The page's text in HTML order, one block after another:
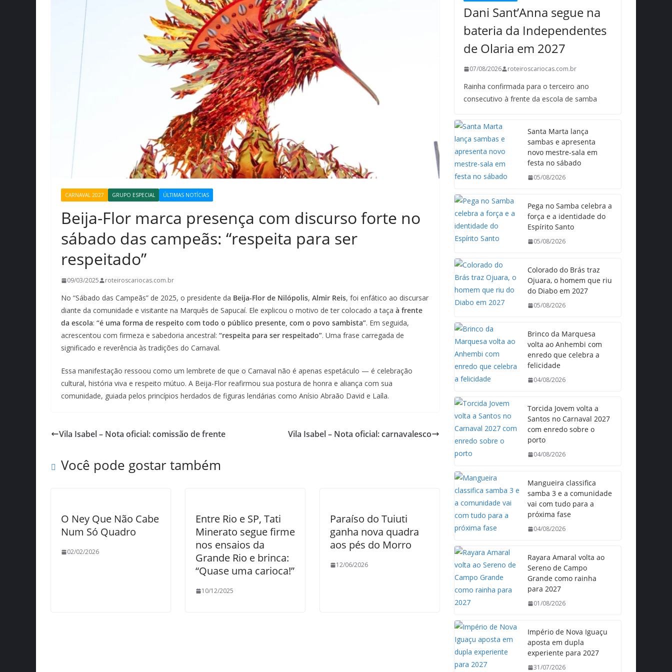
CARNAVAL 2027 GRUPO ESPECIAL ÚLTIMAS NOTÍCIAS
Beija-Flor marca presença com discurso forte no
sábado das campeãs: “respeita para ser
respeitado”
09/03/2025 roteiroscariocas.com.br
No “Sábado das Campeãs” de 2025, o presidente da Beija-Flor de Nilópolis, Almir Reis, foi enfático ao discursar
diante da comunidade e visitante na Marquês de Sapucaí. Ele explicou o motivo de ter colocado a taça à frente
da escola: “é uma forma de respeito com todo o público presente, com o povo sambista”. Em seguida,
acrescentou com firmeza e sabedoria ancestral: “respeita para ser respeitado”. Uma frase carregada de
significado e reverência às tradições do Carnaval.
Essa manifestação ressoou como um lembrete de que o Carnaval não é apenas espetáculo — é celebração
cultural, história viva e respeito mútuo. A Beija-Flor reafirmou sua postura de honra e aliança com sua
comunidade, guiada pelos princípios herdados de figuras lendárias como Anísio Abraão David e Laíla.
Vila Isabel – Nota oficial: comissão de frente Vila Isabel – Nota oficial: carnavalesco
Você pode gostar também
O Ney Que Não Cabe
Num Só Quadro
02/02/2026
Entre Rio e SP, Tati
Minerato segue firme
nos ensaios da
Grande Rio e brinca:
“Quase uma carioca!”
10/12/2025
Paraíso do Tuiuti
ganha nova quadra
aos pés do Morro
12/06/2026
Dani Sant’Anna segue na
bateria da Independentes
de Olaria em 2027
07/08/2026 roteiroscariocas.com.br
Rainha confirmada para o terceiro ano
consecutivo à frente da escola de samba
Santa Marta lança
sambas e apresenta
novo mestre-sala em
festa no sábado
05/08/2026
Pega no Samba celebra a
força e a identidade do
Espírito Santo
05/08/2026
Colorado do Brás traz
Ojuara, o homem que riu
do Diabo em 2027
05/08/2026
Brinco da Marquesa
volta ao Anhembi com
enredo que celebra a
felicidade
04/08/2026
Torcida Jovem volta a
Santos no Carnaval 2027
com enredo sobre o
porto
04/08/2026
Mangueira classifica
samba 3 e a comunidade
vai com tudo para a
próxima fase
04/08/2026
Rayara Amaral volta ao
Sereno de Campo
Grande como rainha
para 2027
01/08/2026
Império de Nova Iguaçu
aposta em dupla
experiente para 2027
31/07/2026